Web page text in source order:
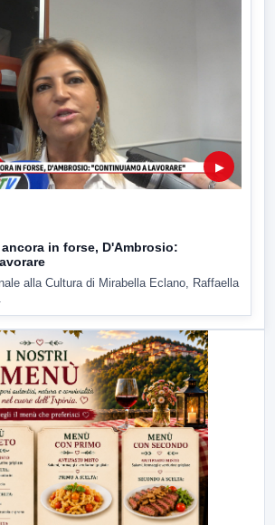
▶
in forse, D'Ambrosio:
alla Cultura di Mirabella Eclano, Raffaella